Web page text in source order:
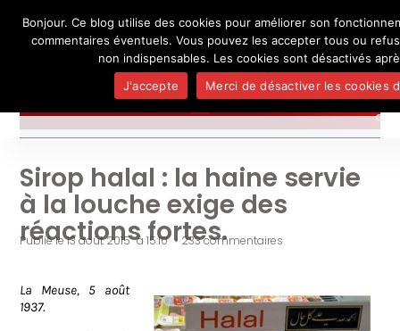
UN BLOG DESEL
Je pense, donc je ne suis personne
L'auteur
Médias
Sirop halal : la haine servie
à la louche exige des
réactions fortes.
Publié le13 août 2015 à 15:10 • 233 commentaires
La Meuse, 5 août
1937.
Bonjour. Ce blog utilise des cookies pour améliorer son
commentaires éventuels. Vous pouvez les accepter tous ou
non indispensables. Les cookies sont désactivés
J'accepte
Merci de désactiver les cookies